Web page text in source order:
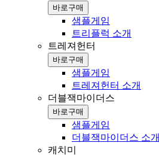
바로구매
샘플게임
트리플럭 소개
트레져헌터
바로구매
샘플게임
트레져헌터 소개
더블잭마이더스
바로구매
샘플게임
더블잭마이더스 소개
캐치미